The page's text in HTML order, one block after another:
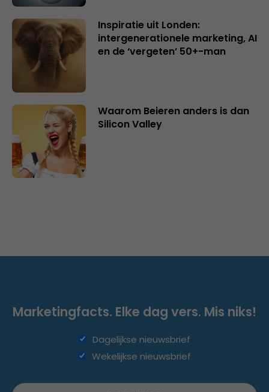
Inspiratie uit Londen:
intergenerationele marketing, AI
en de ‘vergeten’ 50+-man
Waarom Beieren anders is dan
Silicon Valley
Marketingfacts. Elke dag vers. Mis niks!
Dagelijkse nieuwsbrief
Wekelijkse nieuwsbrief